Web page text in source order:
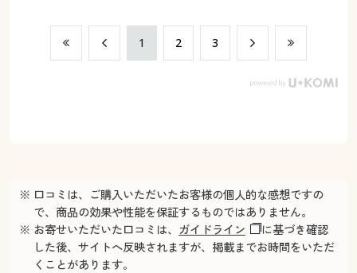
​1 ​2 ​3
※ 口コミは、ご購入いただいたお客様の個人的な感想ですの
で、商品の効果や性能を保証するものではありません。
※ お寄せいただいた口コミは、 ガイドライン
に基づき確認
した後、サイトへ反映されますが、掲載までお時間をいただ
くことがあります。